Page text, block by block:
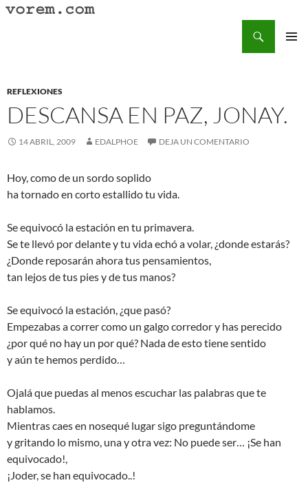
Saltar
REFLEXIONES
DESCANSA EN PAZ, JONAY.
14 ABRIL, 2009 EDALPHOE DEJA UN COMENTARIO
Hoy, como de un sordo soplido
ha tornado en corto estallido tu vida.
Se equivocó la estación en tu primavera.
Se te llevó por delante y tu vida echó a volar, ¿donde estarás?
¿Donde reposarán ahora tus pensamientos,
tan lejos de tus pies y de tus manos?
Se equivocó la estación, ¿que pasó?
Empezabas a correr como un galgo corredor y has perecido
¿por qué no hay un por qué? Nada de esto tiene sentido
y aún te hemos perdido…
Ojalá que puedas al menos escuchar las palabras que te
hablamos.
Mientras caes en nosequé lugar sigo preguntándome
y gritando lo mismo, una y otra vez: No puede ser… ¡Se han
equivocado!,
¡Joder, se han equivocado..!